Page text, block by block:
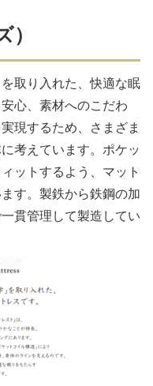
取り入れた、快適な眠
心、素材へのこだわ
現するため、さまざま
考えています。ポケッ
ットするよう、マット
す。製鉄から鉄鋼の加
貫管理して製造してい